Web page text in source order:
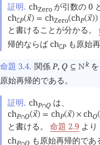
証明. chZero が引数の 0
ch∁P(󰕷
x) = chZero( chP(󰕷
x))
と書けることが分かる。
帰的ならば ch∁P も原始
命題 3.4. 関係P, Q ⊆ 󱀍k
原始再帰的である。
証明. chP∩Q は、
chP∩Q(󰕷
x) = chP(󰕷
x) × chQ(
と書ける。 命題 2.9 より
chP Q も原始再帰的であ